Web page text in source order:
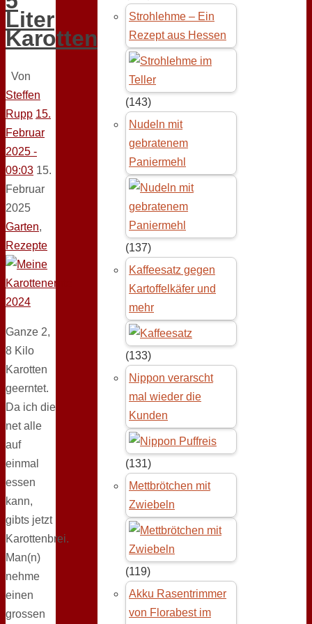
Liter
Karottenbrei
Von
Steffen
Rupp 15.
Februar
2025 -
09:03 15.
Februar
2025
Garten,
Rezepte
Ganze 2,
8 Kilo
Karotten
geerntet.
Da ich die
net alle
auf
einmal
essen
kann,
gibts jetzt
Karottenbrei.
Man(n)
nehme
einen
grossen
Strohlehme – Ein
Rezept aus Hessen
(143)
Nudeln mit
gebratenem
Paniermehl
(137)
Kaffeesatz gegen
Kartoffelkäfer und
mehr
(133)
Nippon verarscht
mal wieder die
Kunden
(131)
Mettbrötchen mit
Zwiebeln
(119)
Akku Rasentrimmer
von Florabest im